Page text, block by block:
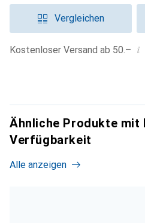
Vergleichen
Kostenloser Versand ab 50.– i
Ähnliche Produkte mit
Verfügbarkeit
Alle anzeigen